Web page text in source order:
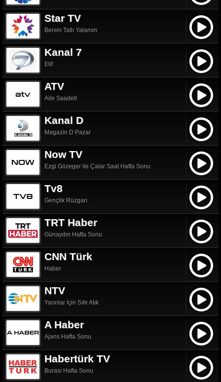
Star TV
Benim Tatlı Yalanım
Kanal 7
Elif
ATV
Aile Saadeti
Kanal D
Magazin D Pazar
Now TV
Ezgi Gözeger ile Çalar Saat Hafta Sonu
Tv8
Gençlik Rüzgarı
TRT Haber
Günaydın Hafta Sonu
CNN Türk
Haber
NTV
Yarınlar İçin Sıfır Atık
A Haber
Ajans Hafta Sonu
Habertürk TV
Burası Hafta Sonu